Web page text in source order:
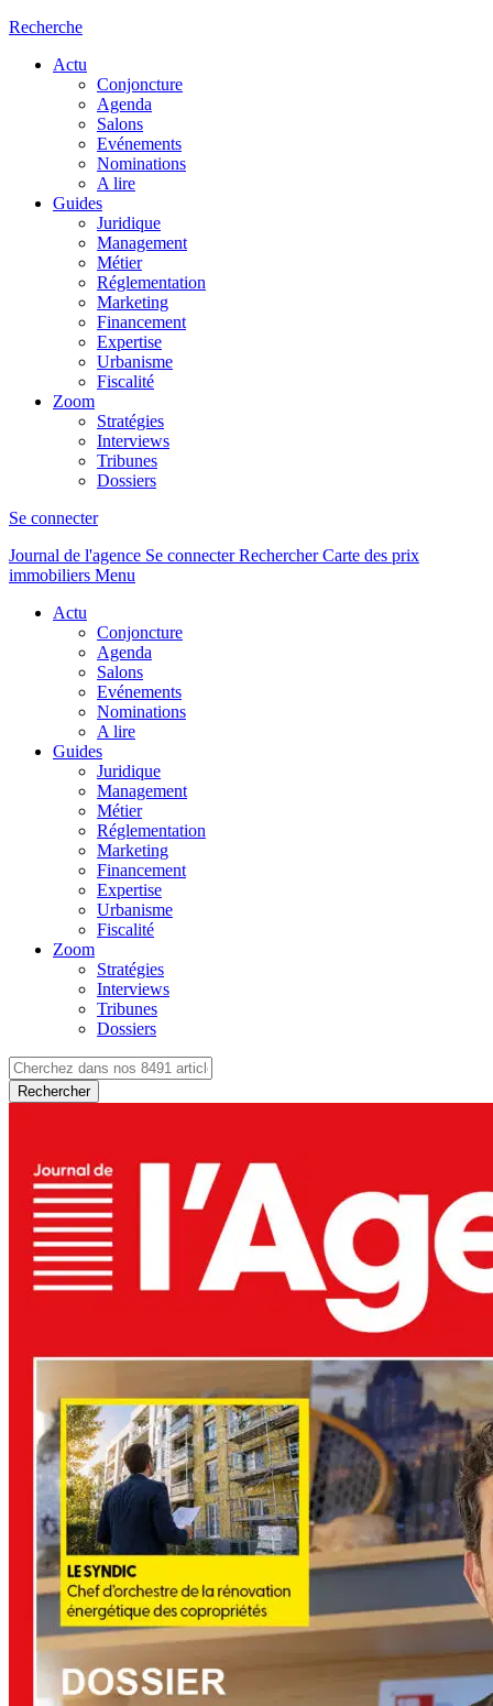
Recherche
Actu
Conjoncture
Agenda
Salons
Evénements
Nominations
A lire
Guides
Juridique
Management
Métier
Réglementation
Marketing
Financement
Expertise
Urbanisme
Fiscalité
Zoom
Stratégies
Interviews
Tribunes
Dossiers
Se connecter
Journal de l'agence Se connecterRechercher Carte des prix
immobiliers Menu
Actu
Conjoncture
Agenda
Salons
Evénements
Nominations
A lire
Guides
Juridique
Management
Métier
Réglementation
Marketing
Financement
Expertise
Urbanisme
Fiscalité
Zoom
Stratégies
Interviews
Tribunes
Dossiers
Rechercher